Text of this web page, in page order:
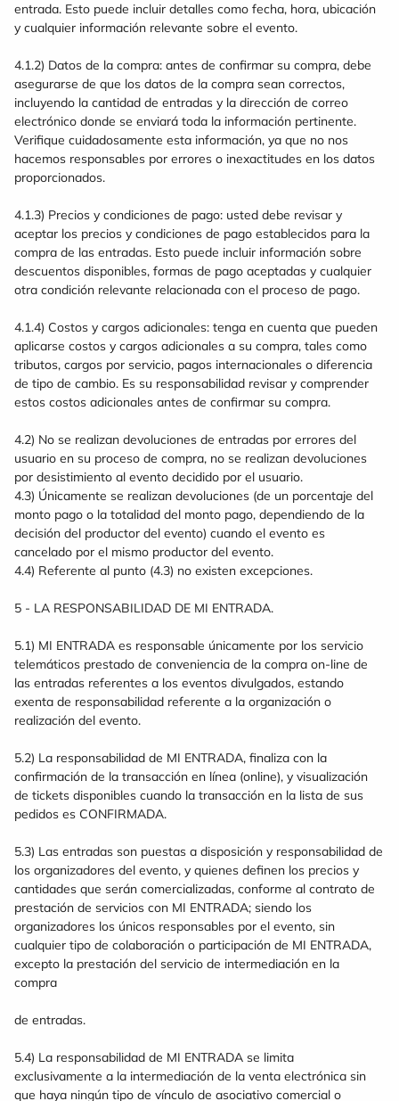
entrada. Esto puede incluir detalles como fecha, hora, ubicación
y cualquier información relevante sobre el evento.
4.1.2) Datos de la compra: antes de confirmar su compra, debe
asegurarse de que los datos de la compra sean correctos,
incluyendo la cantidad de entradas y la dirección de correo
electrónico donde se enviará toda la información pertinente.
Verifique cuidadosamente esta información, ya que no nos
hacemos responsables por errores o inexactitudes en los datos
proporcionados.
4.1.3) Precios y condiciones de pago: usted debe revisar y
aceptar los precios y condiciones de pago establecidos para la
compra de las entradas. Esto puede incluir información sobre
descuentos disponibles, formas de pago aceptadas y cualquier
otra condición relevante relacionada con el proceso de pago.
4.1.4) Costos y cargos adicionales: tenga en cuenta que pueden
aplicarse costos y cargos adicionales a su compra, tales como
tributos, cargos por servicio, pagos internacionales o diferencia
de tipo de cambio. Es su responsabilidad revisar y comprender
estos costos adicionales antes de confirmar su compra.
4.2) No se realizan devoluciones de entradas por errores del
usuario en su proceso de compra, no se realizan devoluciones
por desistimiento al evento decidido por el usuario.
4.3) Únicamente se realizan devoluciones (de un porcentaje del
monto pago o la totalidad del monto pago, dependiendo de la
decisión del productor del evento) cuando el evento es
cancelado por el mismo productor del evento.
4.4) Referente al punto (4.3) no existen excepciones.
5 - LA RESPONSABILIDAD DE MI ENTRADA.
5.1) MI ENTRADA es responsable únicamente por los servicio
telemáticos prestado de conveniencia de la compra on-line de
las entradas referentes a los eventos divulgados, estando
exenta de responsabilidad referente a la organización o
realización del evento.
5.2) La responsabilidad de MI ENTRADA, finaliza con la
confirmación de la transacción en línea (online), y visualización
de tickets disponibles cuando la transacción en la lista de sus
pedidos es CONFIRMADA.
5.3) Las entradas son puestas a disposición y responsabilidad de
los organizadores del evento, y quienes definen los precios y
cantidades que serán comercializadas, conforme al contrato de
prestación de servicios con MI ENTRADA; siendo los
organizadores los únicos responsables por el evento, sin
cualquier tipo de colaboración o participación de MI ENTRADA,
excepto la prestación del servicio de intermediación en la
compra
de entradas.
5.4) La responsabilidad de MI ENTRADA se limita
exclusivamente a la intermediación de la venta electrónica sin
que haya ningún tipo de vínculo de asociativo comercial o